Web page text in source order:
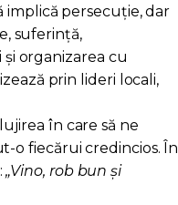
implică persecuție, dar
suferință,
organizarea cu
prin lideri locali,
în care să ne
o fiecărui credincios. În
„Vino, rob bun și